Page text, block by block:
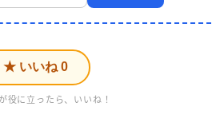
★ いいね0
役に立ったら、いいね！